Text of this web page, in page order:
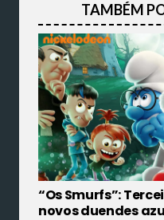
TAMBÉM
“Os Smurfs”:
novos duendes